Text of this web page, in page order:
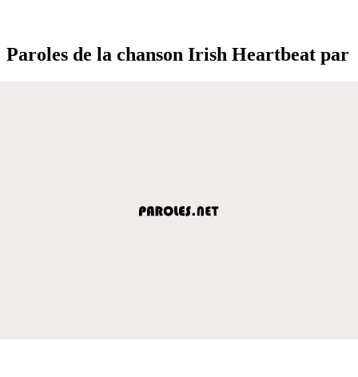
Paroles de la chanson Irish Heartbeat par